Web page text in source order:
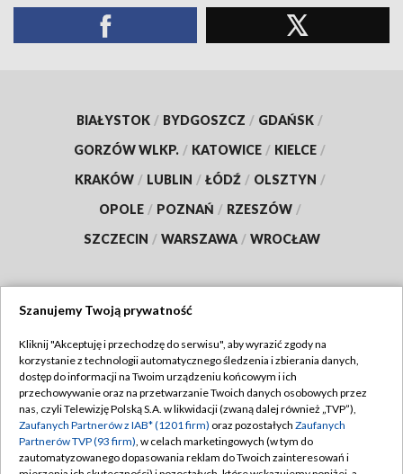
BIAŁYSTOK / BYDGOSZCZ / GDAŃSK /
GORZÓW WLKP. / KATOWICE / KIELCE /
KRAKÓW / LUBLIN / ŁÓDŹ / OLSZTYN /
OPOLE / POZNAŃ / RZESZÓW /
SZCZECIN / WARSZAWA / WROCŁAW
TVP
Abonament TVP
Emisja w TVP
Centrum informacji TVP
Regulamin TVP
Polityka prywatności
Moje zgody
Szanujemy Twoją prywatność
Kliknij "Akceptuję i przechodzę do serwisu", aby wyrazić zgody na
korzystanie z technologii automatycznego śledzenia i zbierania danych,
dostęp do informacji na Twoim urządzeniu końcowym i ich
przechowywanie oraz na przetwarzanie Twoich danych osobowych przez
nas, czyli Telewizję Polską S.A. w likwidacji (zwaną dalej również „TVP”),
Zaufanych Partnerów z IAB* (1201 firm) oraz pozostałych Zaufanych
Partnerów TVP (93 firm), w celach marketingowych (w tym do
zautomatyzowanego dopasowania reklam do Twoich zainteresowań i